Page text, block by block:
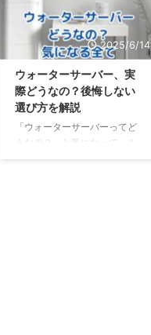
ね。 でも、いざ検討してみる
と「ウォーターサーバーっ
て、実際のところ本当に得な
のか？」という大きな疑問に
ぶつかります。 この記事で
は、そんなあなたのモヤモヤ
をスッキリ解決します！ まず
は、誰もが気になるペットボ
トルとの正直なコスト比較か
2025/6/14
ウォーターサーバー、実
際どうなの？後悔しない
選び方を解説
「ウォーターサーバーってど
うなの？」と気になって、こ